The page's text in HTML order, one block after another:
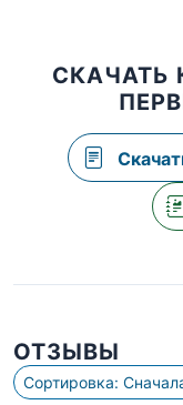
СКАЧАТЬ
ОТЗЫВЫ
Сортировка: